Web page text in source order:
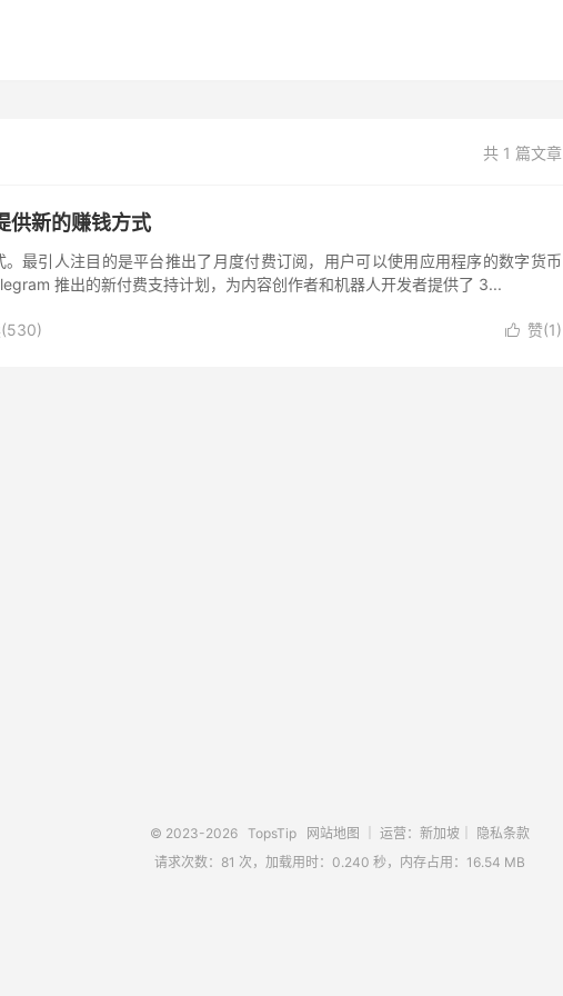
共 1 篇文章
供新的赚钱方式
最引人注目的是平台推出了月度付费订阅，用户可以使用应用程序的数字货币
推出的新付费支持计划，为内容创作者和机器人开发者提供了 3...
 赞(1)
530)
© 2023-2026 TopsTip 网站地图 ｜ 运营：新加坡｜
隐私条款
请求次数：81 次，加载用时：0.240 秒，内存占用：16.54 MB